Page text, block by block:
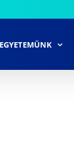
EGYETEMÜNK